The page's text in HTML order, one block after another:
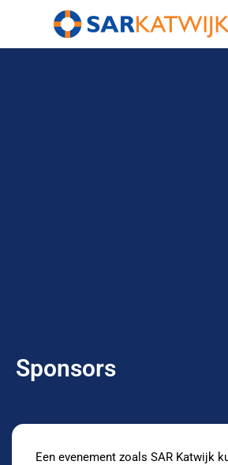
Sponsors
Een evenement zoals SAR Katwijk